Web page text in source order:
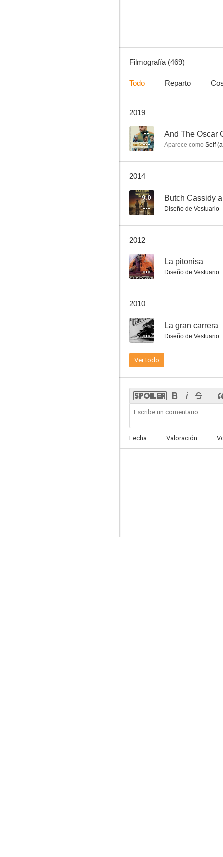
Desayuno con diamantes
8.1
Filmografía (469)
Todo Reparto
2019
-- And The Oscar
Aparece como Self
2014
9.0 Butch Cassidy
Diseño de Vestuario
2012
-- La pitonisa
Diseño de Vestuario
2010
-- La gran carrera
Diseño de Vestuario
Ver todo
Fecha Valoración